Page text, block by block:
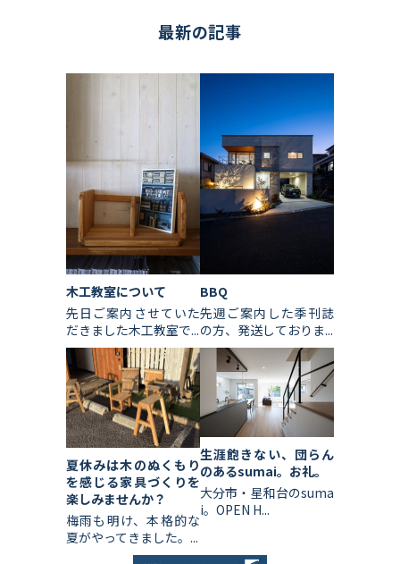
最新の記事
木工教室について
先日ご案内させていた
だきました木工教室で...
BBQ
先週ご案内した季刊誌
の方、発送しておりま...
夏休みは木のぬくもり
を感じる家具づくりを
楽しみませんか？
梅雨も明け、本格的な
夏がやってきました。...
生涯飽きない、団らん
のあるsumai。お礼。
大分市・星和台のsuma
i。OPEN H...